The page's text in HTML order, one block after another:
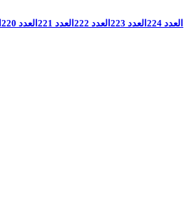
العدد 224 العدد 223 العدد 222 العدد 221 العدد 220